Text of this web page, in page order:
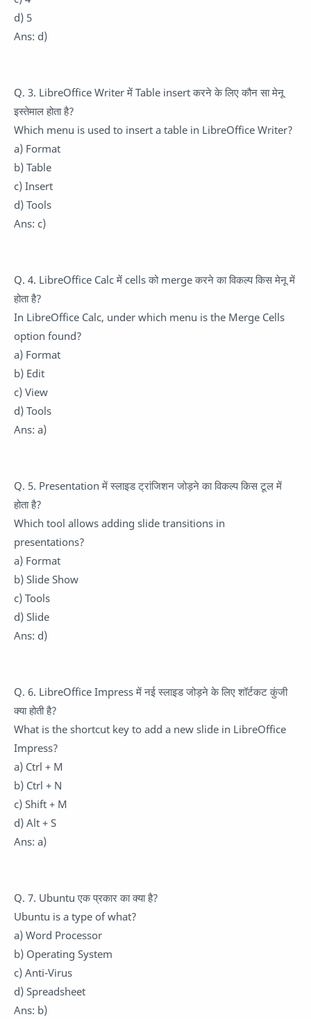
d) 5
Ans: d)
Q. 3. LibreOffice Writer में Table insert करने के लिए कौन सा मेनू
इस्तेमाल होता है?
Which menu is used to insert a table in LibreOffice Writer?
a) Format
b) Table
c) Insert
d) Tools
Ans: c)
Q. 4. LibreOffice Calc में cells को merge करने का विकल्प किस मेनू में
होता है?
In LibreOffice Calc, under which menu is the Merge Cells
option found?
a) Format
b) Edit
c) View
d) Tools
Ans: a)
Q. 5. Presentation में स्लाइड ट्रांजिशन जोड़ने का विकल्प किस टूल में
होता है?
Which tool allows adding slide transitions in
presentations?
a) Format
b) Slide Show
c) Tools
d) Slide
Ans: d)
Q. 6. LibreOffice Impress में नई स्लाइड जोड़ने के लिए शॉर्टकट कुंजी
क्या होती है?
What is the shortcut key to add a new slide in LibreOffice
Impress?
a) Ctrl + M
b) Ctrl + N
c) Shift + M
d) Alt + S
Ans: a)
Q. 7. Ubuntu एक प्रकार का क्या है?
Ubuntu is a type of what?
a) Word Processor
b) Operating System
c) Anti-Virus
d) Spreadsheet
Ans: b)